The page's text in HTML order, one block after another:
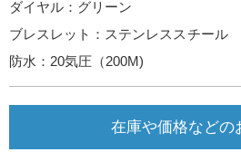
ダイヤル：グリーン
ブレスレット：ステンレススチール
防水：20気圧（200M)
在庫や価格などの